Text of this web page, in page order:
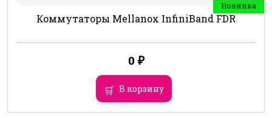
Новинка
Коммутаторы Mellanox InfiniBand FDR
0 ₽
В корзину